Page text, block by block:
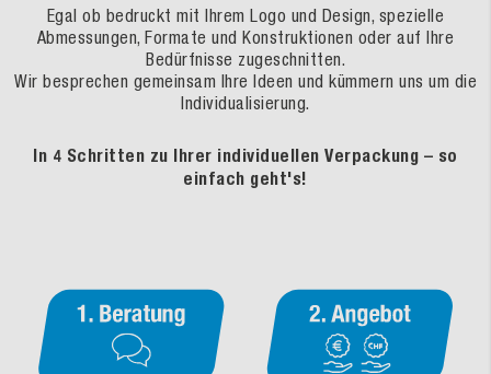
Egal ob bedruckt mit Ihrem Logo und Design, spezielle
Abmessungen, Formate und Konstruktionen oder auf Ihre
Bedürfnisse zugeschnitten.
Wir besprechen gemeinsam Ihre Ideen und kümmern uns um die
Individualisierung.
In 4 Schritten zu Ihrer individuellen Verpackung – so
einfach geht's!